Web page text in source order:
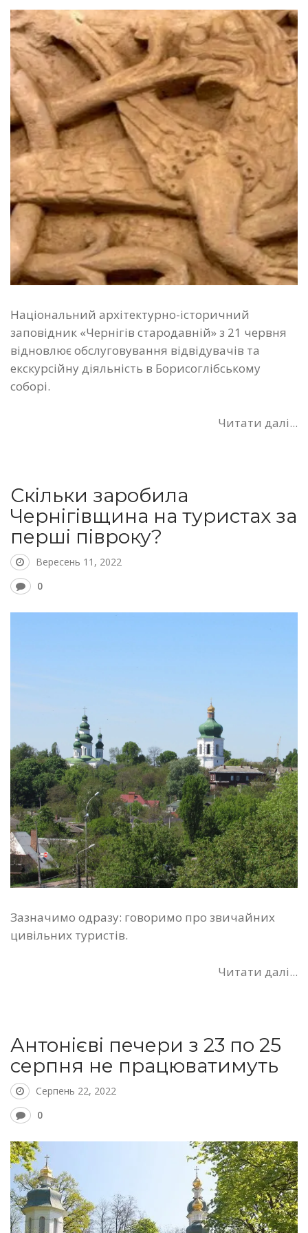
Національний архітектурно-історичний
заповідник «Чернігів стародавній» з 21 червня
відновлює обслуговування відвідувачів та
екскурсійну діяльність в Борисоглібському
соборі.
Читати далі...
Скільки заробила
Чернігівщина на туристах за
перші півроку?
Вересень 11, 2022
0
Зазначимо одразу: говоримо про звичайних
цивільних туристів.
Читати далі...
Антонієві печери з 23 по 25
серпня не працюватимуть
Серпень 22, 2022
0